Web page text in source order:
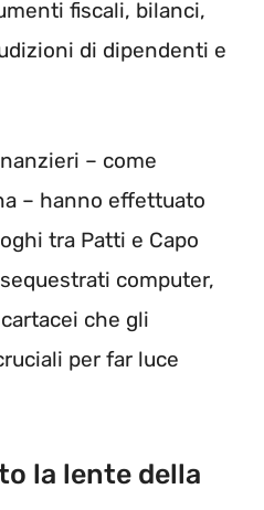
fiscali, bilanci,
di dipendenti e
– come
– hanno effettuato
tra Patti e Capo
computer,
che gli
per far luce
la lente della